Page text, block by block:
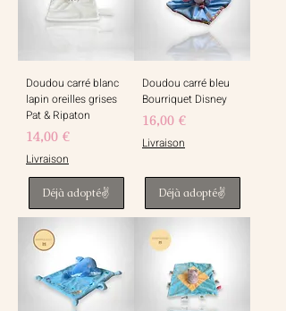
Doudou carré blanc
lapin oreilles grises
Pat & Ripaton
Prix
14,00 €
Livraison
Déjà adopté✌️
Doudou carré bleu
Bourriquet Disney
Prix
16,00 €
Livraison
Déjà adopté✌️